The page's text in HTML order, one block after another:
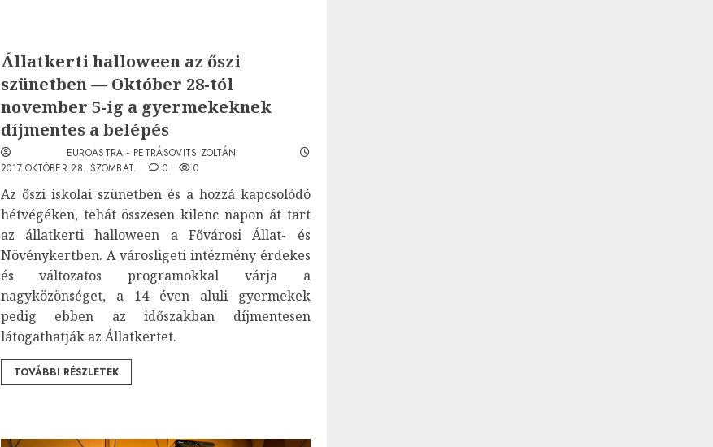
Állatkerti halloween az őszi
szünetben — Október 28-tól
november 5-ig a gyermekeknek
díjmentes a belépés
EUROASTRA - PETRÁSOVITS ZOLTÁN
2017.OKTÓBER.28. SZOMBAT.
0 0
Az őszi iskolai szünetben és a hozzá kapcsolódó
hétvégéken, tehát összesen kilenc napon át tart
az állatkerti halloween a Fővárosi Állat- és
Növénykertben. A városligeti intézmény érdekes
és változatos programokkal várja a
nagyközönséget, a 14 éven aluli gyermekek
pedig ebben az időszakban díjmentesen
látogathatják az Állatkertet.
TOVÁBBI RÉSZLETEK